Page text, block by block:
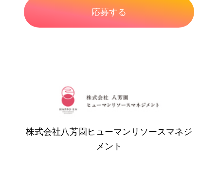
株式会社八芳園ヒューマンリソースマネジ
メント